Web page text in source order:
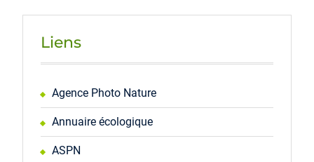
Liens
Agence Photo Nature
Annuaire écologique
ASPN